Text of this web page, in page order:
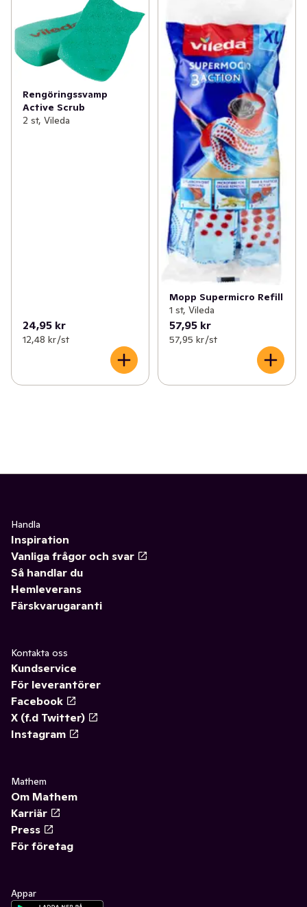
Rengöringssvamp
Active Scrub
2 st, Vileda
24,95 kr
12,48 kr /st
Mopp Supermicro Refill
1 st, Vileda
57,95 kr
57,95 kr /st
Handla
Inspiration
Vanliga frågor och svar
Så handlar du
Hemleverans
Färskvarugaranti
Kontakta oss
Kundservice
För leverantörer
Facebook
X (f.d Twitter)
Instagram
Mathem
Om Mathem
Karriär
Press
För företag
Appar